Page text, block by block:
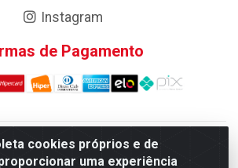
cookies próprios e de
uma experiência
Instagram
de Pagamento
F. Pereira Queiroz Comercio e
- Quadra Qi 10 Lotes 39 e, 41 - Setor